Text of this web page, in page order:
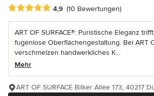
Durchschnittliche Bewertung: 4.9 von 5
4,9 (10 Bewertungen)
ART OF SURFACE®: Puristische Eleganz
fugenlose Oberflächengestaltung. Bei ART
verschmelzen handwerkliches K...
Mehr
ART OF SURFACE Bilker Allee 173, 40217